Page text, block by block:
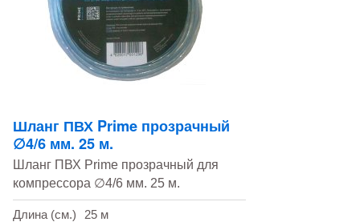
Шланг ПВХ Prime прозрачный
∅4/6 мм. 25 м.
Шланг ПВХ Prime прозрачный для
компрессора ∅4/6 мм. 25 м.
Длина (см.) 25 м